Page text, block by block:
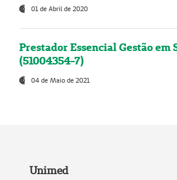
01 de Abril de 2020
Prestador Essencial Gestão em
(51004354-7)
04 de Maio de 2021
Unimed